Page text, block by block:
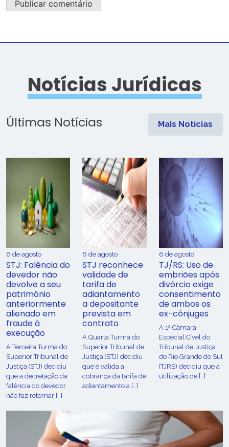
Notícias Jurídicas
Últimas Notícias Mais Notícias
6 de agosto
STJ: Falência do
devedor não
devolve a seu
patrimônio
anteriormente
alienado em
fraude à
execução
A Terceira Turma do
Superior Tribunal de
Justiça (STJ) decidiu
que a decretação da
falência do devedor
não faz retornar […]
6 de agosto
STJ reconhece
validade de
tarifa de
adiantamento
a depositante
prevista em
contrato
A Quarta Turma do
Superior Tribunal de
Justiça (STJ) decidiu
que é válida a
cobrança da tarifa de
adiantamento a […]
6 de agosto
TJ/RS: Uso de
embriões após
divórcio exige
consentimento
de ambos os
ex-cônjuges
A 1ª Câmara
Especial Cível do
Tribunal de Justiça
do Rio Grande do Sul
(TJRS) decidiu que a
utilização de […]